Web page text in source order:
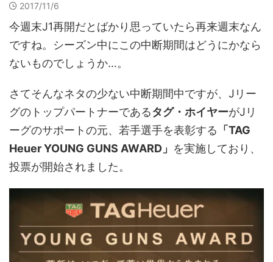
2017/11/6
今週末J1再開だとばかり思っていたら再来週末なん
ですね。シーズン中にこの中断期間はどうにかなら
ないものでしょうか…。
さてそんなネタの少ない中断期間中ですが、Jリー
グのトップパートナーであるタグ・ホイヤーがJリ
ーグのサポートの元、若手選手を表彰する 「TAG
Heuer YOUNG GUNS AWARD」 を実施しており、
投票が開始されました。